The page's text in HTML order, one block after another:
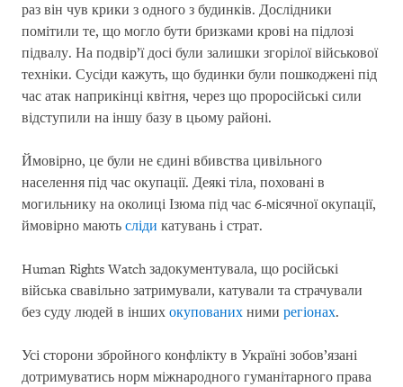
раз він чув крики з одного з будинків. Дослідники
помітили те, що могло бути бризками крові на підлозі
підвалу. На подвір’ї досі були залишки згорілої військової
техніки. Сусіди кажуть, що будинки були пошкоджені під
час атак наприкінці квітня, через що проросійські сили
відступили на іншу базу в цьому районі.
Ймовірно, це були не єдині вбивства цивільного
населення під час окупації. Деякі тіла, поховані в
могильнику на околиці Ізюма під час 6-місячної окупації,
ймовірно мають сліди катувань і страт.
Human Rights Watch задокументувала, що російські
війська свавільно затримували, катували та страчували
без суду людей в інших окупованих ними регіонах.
Усі сторони збройного конфлікту в Україні зобов’язані
дотримуватись норм міжнародного гуманітарного права